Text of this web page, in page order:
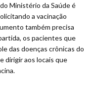
Ministério da Saúde é
a vacinação
também precisa
os pacientes que
das doenças crônicas do
dirigir aos locais que